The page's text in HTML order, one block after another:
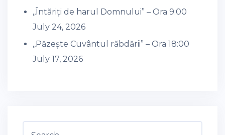
,,Întăriți de harul Domnului” – Ora 9:00
July 24, 2026
,,Păzește Cuvântul răbdării” – Ora 18:00
July 17, 2026